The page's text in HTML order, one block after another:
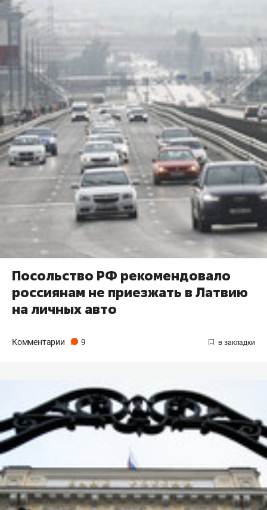
Посольство РФ рекомендовало
россиянам не приезжать в Латвию
на личных авто
Комментарии 9